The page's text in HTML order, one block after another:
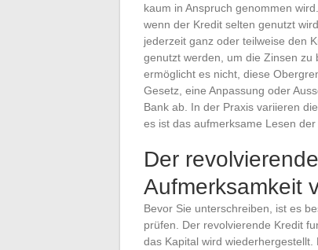
kaum in Anspruch genommen
wenn der Kredit selten genutzt
jederzeit ganz oder teilweise den
genutzt werden, um die Zinsen
ermöglicht es nicht, diese
Gesetz, eine Anpassung oder
Bank ab. In der Praxis variieren
es ist das aufmerksame Lesen
Der
Aufmerksamkeit
Bevor Sie unterschreiben, ist es
prüfen. Der revolvierende Kredit
das Kapital wird